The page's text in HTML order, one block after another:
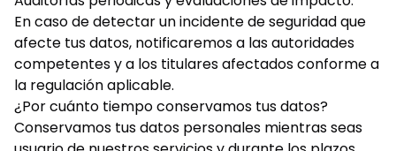
En caso de detectar un incidente de seguridad que
afecte tus datos, notificaremos a las autoridades
competentes y a los titulares afectados conforme a
la regulación aplicable.
¿Por cuánto tiempo conservamos tus datos?
Conservamos tus datos personales mientras seas